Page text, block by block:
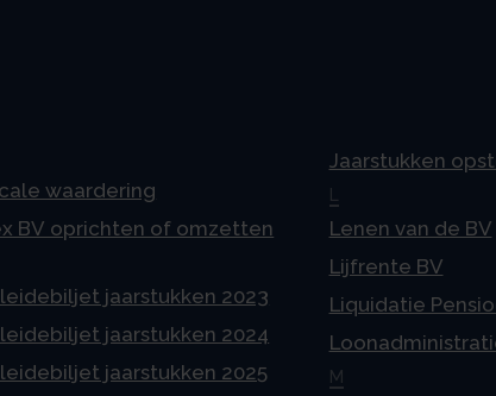
waardering
BV oprichten of omzetten
jaarstukken 2023
jaarstukken 2024
jaarstukken 2025
Jaarstukken
Lenen van de BV
Lijfrente BV
Liquidatie
M